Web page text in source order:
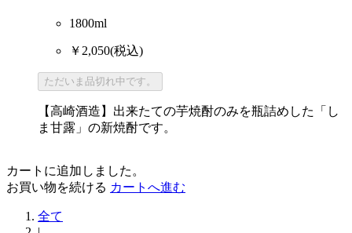
1800ml
￥2,050(税込)
ただいま品切れ中です。
【高崎酒造】出来たての芋焼酎のみを瓶詰めした「し
ま甘露」の新焼酎です。
カートに追加しました。
お買い物を続ける カートへ進む
全て